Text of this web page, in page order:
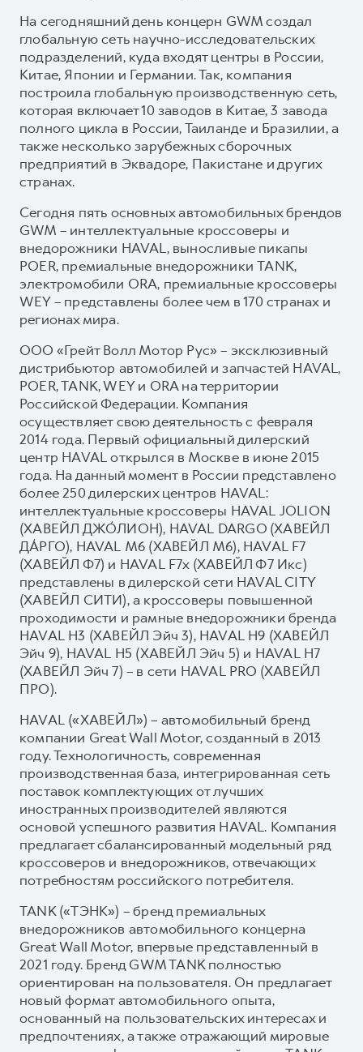
На сегодняшний день концерн GWM создал
глобальную сеть научно-исследовательских
подразделений, куда входят центры в России,
Китае, Японии и Германии. Так, компания
построила глобальную производственную сеть,
которая включает 10 заводов в Китае, 3 завода
полного цикла в России, Таиланде и Бразилии, а
также несколько зарубежных сборочных
предприятий в Эквадоре, Пакистане и других
странах.
Сегодня пять основных автомобильных брендов
GWM – интеллектуальные кроссоверы и
внедорожники HAVAL, выносливые пикапы
POER, премиальные внедорожники TANK,
электромобили ORA, премиальные кроссоверы
WEY – представлены более чем в 170 странах и
регионах мира.
ООО «Грейт Волл Мотор Рус» – эксклюзивный
дистрибьютор автомобилей и запчастей HAVAL,
POER, TANK, WEY и ORA на территории
Российской Федерации. Компания
осуществляет свою деятельность с февраля
2014 года. Первый официальный дилерский
центр HAVAL открылся в Москве в июне 2015
года. На данный момент в России представлено
более 250 дилерских центров HAVAL:
интеллектуальные кроссоверы HAVAL JOLION
(ХАВЕЙЛ ДЖО́ЛИОН), HAVAL DARGO (ХАВЕЙЛ
ДА́РГО), HAVAL М6 (ХАВЕЙЛ M6), HAVAL F7
(ХАВЕЙЛ Ф7) и HAVAL F7x (ХАВЕЙЛ Ф7 Икс)
представлены в дилерской сети HAVAL CITY
(ХАВЕЙЛ СИТИ), а кроссоверы повышенной
проходимости и рамные внедорожники бренда
HAVAL H3 (ХАВЕЙЛ Эйч 3), HAVAL H9 (ХАВЕЙЛ
Эйч 9), HAVAL H5 (ХАВЕЙЛ Эйч 5) и HAVAL H7
(ХАВЕЙЛ Эйч 7) – в сети HAVAL PRO (ХАВЕЙЛ
ПРО).
HAVAL («ХАВЕЙЛ») – автомобильный бренд
компании Great Wall Motor, созданный в 2013
году. Технологичность, современная
производственная база, интегрированная сеть
поставок комплектующих от лучших
иностранных производителей являются
основой успешного развития HAVAL. Компания
предлагает сбалансированный модельный ряд
кроссоверов и внедорожников, отвечающих
потребностям российского потребителя.
TANK («ТЭНК») – бренд премиальных
внедорожников автомобильного концерна
Great Wall Motor, впервые представленный в
2021 году. Бренд GWM TANK полностью
ориентирован на пользователя. Он предлагает
новый формат автомобильного опыта,
основанный на пользовательских интересах и
предпочтениях, а также отражающий мировые